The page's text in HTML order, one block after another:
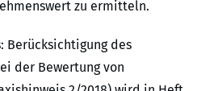
zu ermitteln.
Berücksichtigung des
der Bewertung von